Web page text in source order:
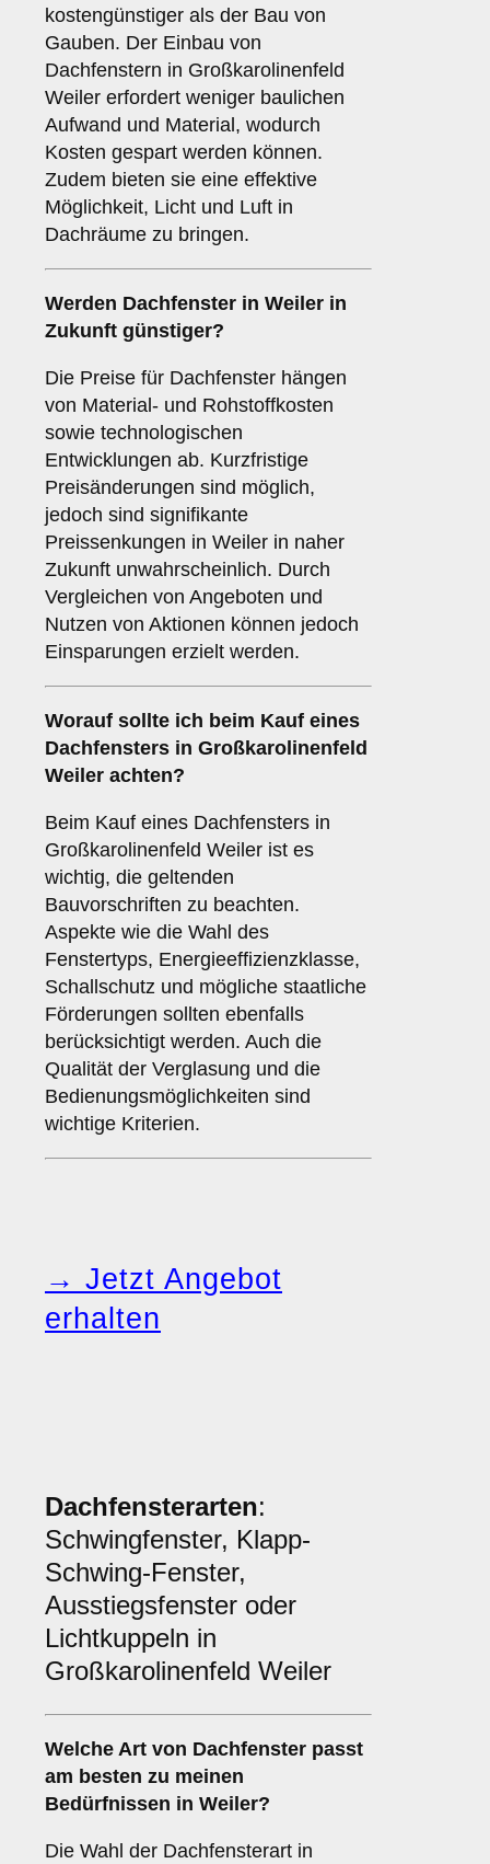
kostengünstiger als der Bau von
Gauben. Der Einbau von
Dachfenstern in Großkarolinenfeld
Weiler erfordert weniger baulichen
Aufwand und Material, wodurch
Kosten gespart werden können.
Zudem bieten sie eine effektive
Möglichkeit, Licht und Luft in
Dachräume zu bringen.
Werden Dachfenster in Weiler in
Zukunft günstiger?
Die Preise für Dachfenster hängen
von Material- und Rohstoffkosten
sowie technologischen
Entwicklungen ab. Kurzfristige
Preisänderungen sind möglich,
jedoch sind signifikante
Preissenkungen in Weiler in naher
Zukunft unwahrscheinlich. Durch
Vergleichen von Angeboten und
Nutzen von Aktionen können jedoch
Einsparungen erzielt werden.
Worauf sollte ich beim Kauf eines
Dachfensters in Großkarolinenfeld
Weiler achten?
Beim Kauf eines Dachfensters in
Großkarolinenfeld Weiler ist es
wichtig, die geltenden
Bauvorschriften zu beachten.
Aspekte wie die Wahl des
Fenstertyps, Energieeffizienzklasse,
Schallschutz und mögliche staatliche
Förderungen sollten ebenfalls
berücksichtigt werden. Auch die
Qualität der Verglasung und die
Bedienungsmöglichkeiten sind
wichtige Kriterien.
→ Jetzt Angebot
erhalten
Dachfensterarten:
Schwingfenster, Klapp-
Schwing-Fenster,
Ausstiegsfenster oder
Lichtkuppeln in
Großkarolinenfeld Weiler
Welche Art von Dachfenster passt
am besten zu meinen
Bedürfnissen in Weiler?
Die Wahl der Dachfensterart in